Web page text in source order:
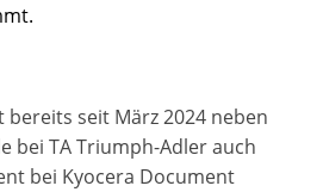
seit März 2024 neben
bei TA Triumph-Adler auch
bei Kyocera Document